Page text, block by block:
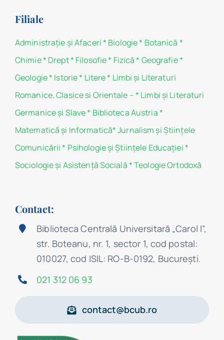
Filiale
Administraţie şi Afaceri* Biologie* Botanică *
Chimie* Drept* Filosofie* Fizică * Geografie*
Geologie* Istorie* Litere* Limbi și Literaturi
Romanice, Clasice si Orientale –* Limbi și Literaturi
Germanice şi Slave* Biblioteca Austria*
Matematicã și Informatică*Jurnalism şi Ştiinţele
Comunicării * Psihologie şi Ştiinţele Educaţiei*
Sociologie şi Asistenţă Socială*Teologie Ortodoxă
Contact:
Biblioteca Centrală Universitară „Carol I”,
str. Boteanu, nr. 1, sector 1, cod postal:
010027, cod ISIL: RO-B-0192, Bucureşti.
021 312 06 93
contact@bcub.ro